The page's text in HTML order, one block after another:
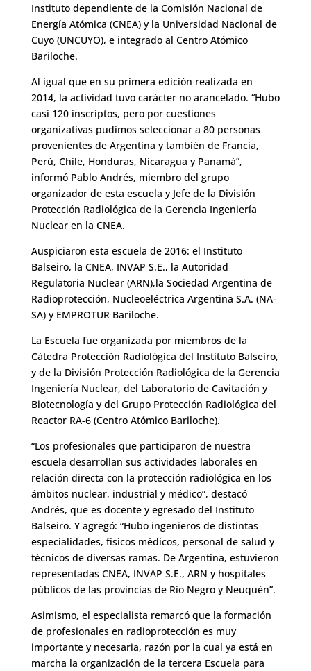
Instituto dependiente de la Comisión Nacional de
Energía Atómica (CNEA) y la Universidad Nacional de
Cuyo (UNCUYO), e integrado al Centro Atómico
Bariloche.
Al igual que en su primera edición realizada en
2014, la actividad tuvo carácter no arancelado. “Hubo
casi 120 inscriptos, pero por cuestiones
organizativas pudimos seleccionar a 80 personas
provenientes de Argentina y también de Francia,
Perú, Chile, Honduras, Nicaragua y Panamá”,
informó Pablo Andrés, miembro del grupo
organizador de esta escuela y Jefe de la División
Protección Radiológica de la Gerencia Ingeniería
Nuclear en la CNEA.
Auspiciaron esta escuela de 2016: el Instituto
Balseiro, la CNEA, INVAP S.E., la Autoridad
Regulatoria Nuclear (ARN),la Sociedad Argentina de
Radioprotección, Nucleoeléctrica Argentina S.A. (NA-
SA) y EMPROTUR Bariloche.
La Escuela fue organizada por miembros de la
Cátedra Protección Radiológica del Instituto Balseiro,
y de la División Protección Radiológica de la Gerencia
Ingeniería Nuclear, del Laboratorio de Cavitación y
Biotecnología y del Grupo Protección Radiológica del
Reactor RA-6 (Centro Atómico Bariloche).
“Los profesionales que participaron de nuestra
escuela desarrollan sus actividades laborales en
relación directa con la protección radiológica en los
ámbitos nuclear, industrial y médico”, destacó
Andrés, que es docente y egresado del Instituto
Balseiro. Y agregó: “Hubo ingenieros de distintas
especialidades, físicos médicos, personal de salud y
técnicos de diversas ramas. De Argentina, estuvieron
representadas CNEA, INVAP S.E., ARN y hospitales
públicos de las provincias de Río Negro y Neuquén”.
Asimismo, el especialista remarcó que la formación
de profesionales en radioprotección es muy
importante y necesaria, razón por la cual ya está en
marcha la organización de la tercera Escuela para